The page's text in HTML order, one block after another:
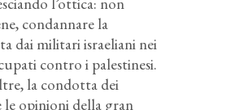
condannare la
dai militari israeliani nei
contro i palestinesi.
la condotta dei
le opinioni della gran